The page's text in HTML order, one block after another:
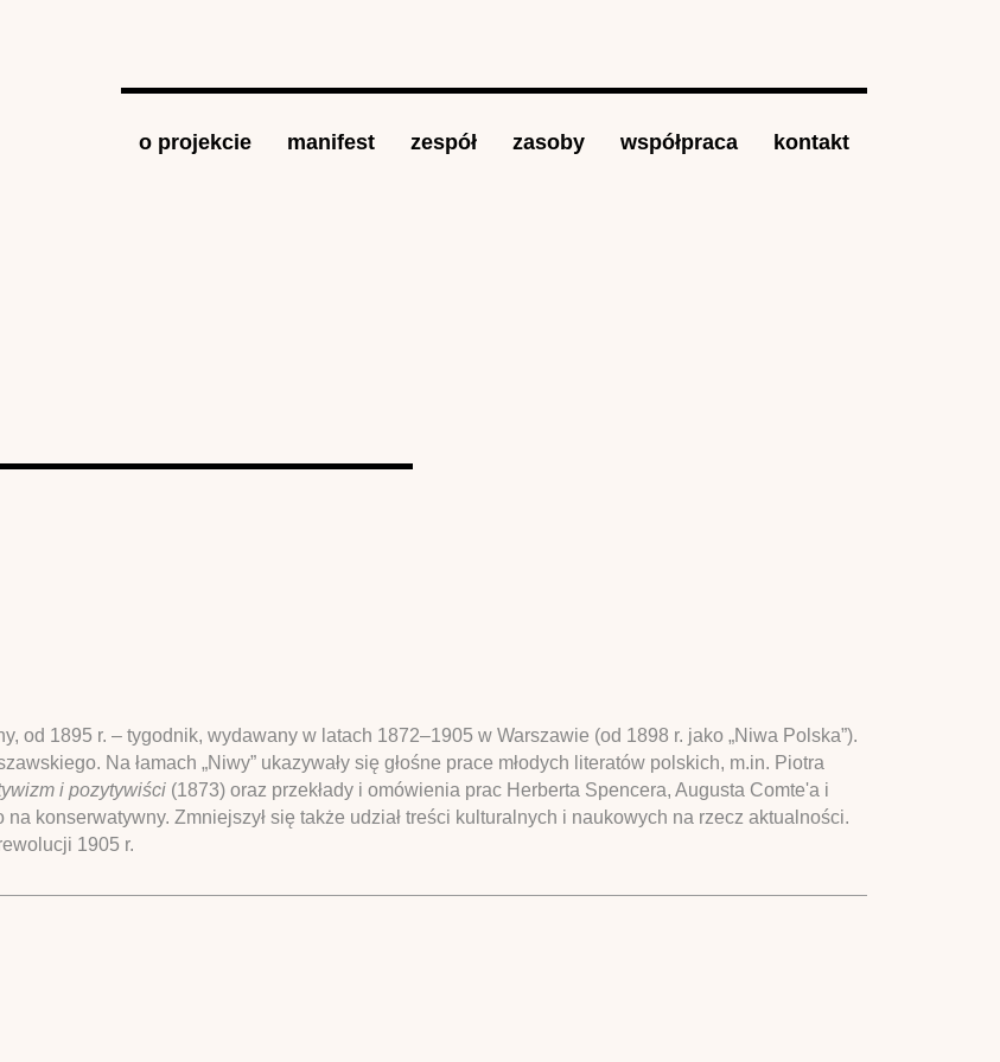
o projekcie manifest zespół zasoby współpraca kontakt
od 1895 r. – tygodnik, wydawany w latach 1872–1905 w Warszawie (od 1898 r. jako „Niwa Polska”).
Na łamach „Niwy” ukazywały się głośne prace młodych literatów polskich, m.in. Piotra
i pozytywiści(1873) oraz przekłady i omówienia prac Herberta Spencera, Augusta Comte'a i
konserwatywny. Zmniejszył się także udział treści kulturalnych i naukowych na rzecz aktualności.
1905 r.